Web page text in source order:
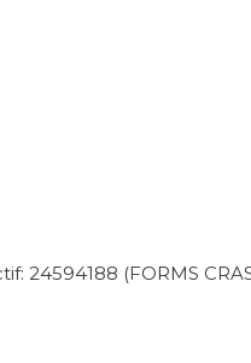
24594188 (FORMS